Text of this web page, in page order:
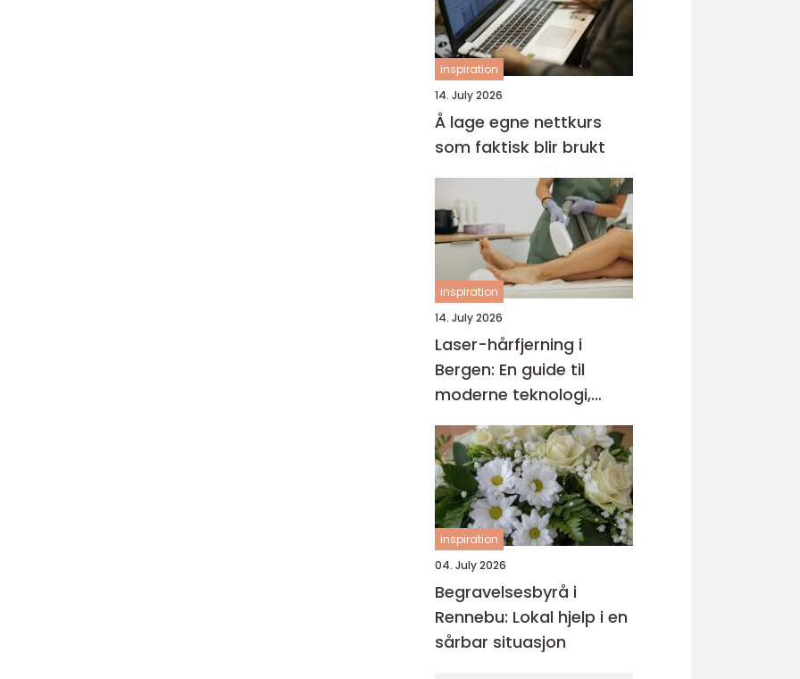
inspiration
14. July 2026
Å lage egne nettkurs
som faktisk blir brukt
inspiration
14. July 2026
Laser-hårfjerning i
Bergen: En guide til
moderne teknologi,
behandlingsforløp og
varige resultater
inspiration
04. July 2026
Begravelsesbyrå i
Rennebu: Lokal hjelp i en
sårbar situasjon